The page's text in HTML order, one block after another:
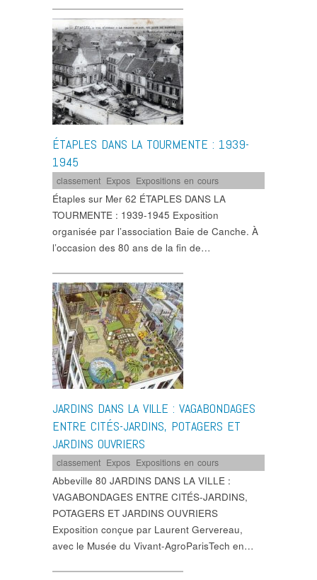
ÉTAPLES DANS LA TOURMENTE : 1939-
1945
classement Expos Expositions en cours
Étaples sur Mer 62 ÉTAPLES DANS LA
TOURMENTE : 1939-1945 Exposition
organisée par l’association Baie de Canche. À
l’occasion des 80 ans de la fin de…
JARDINS DANS LA VILLE : VAGABONDAGES
ENTRE CITÉS-JARDINS, POTAGERS ET
JARDINS OUVRIERS
classement Expos Expositions en cours
Abbeville 80 JARDINS DANS LA VILLE :
VAGABONDAGES ENTRE CITÉS-JARDINS,
POTAGERS ET JARDINS OUVRIERS
Exposition conçue par Laurent Gervereau,
avec le Musée du Vivant-AgroParisTech en…